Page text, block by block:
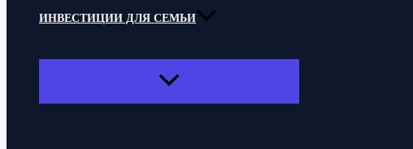
ИНВЕСТИЦИИ ДЛЯ СЕМЬИ
ПЕРЕКЛЮЧАТЕЛЬ